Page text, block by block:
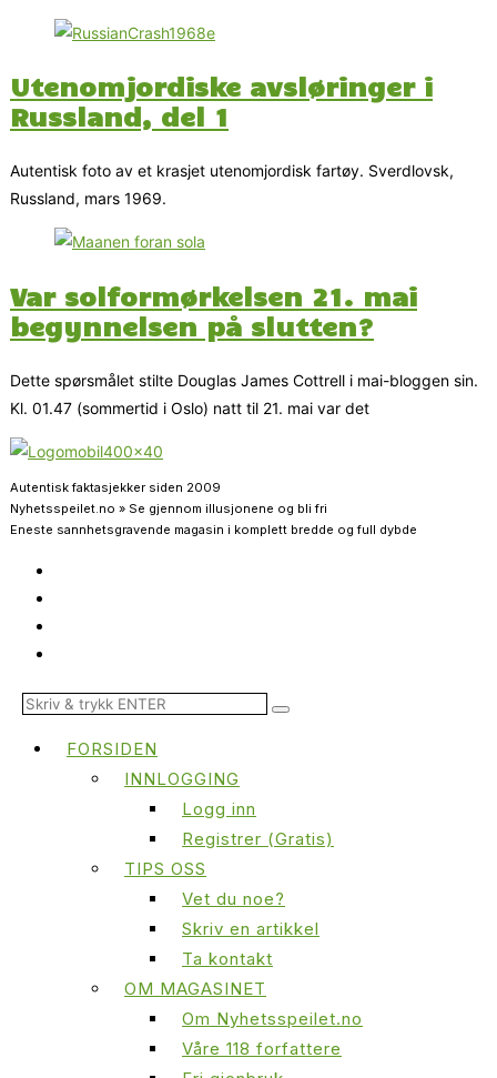
Utenomjordiske avsløringer i
Russland, del 1
Autentisk foto av et krasjet utenomjordisk fartøy. Sverdlovsk,
Russland, mars 1969.
Var solformørkelsen 21. mai
begynnelsen på slutten?
Dette spørsmålet stilte Douglas James Cottrell i mai-bloggen sin.
Kl. 01.47 (sommertid i Oslo) natt til 21. mai var det
Autentisk faktasjekker siden 2009
Nyhetsspeilet.no » Se gjennom illusjonene og bli fri
Eneste sannhetsgravende magasin i komplett bredde og full dybde
FORSIDEN
INNLOGGING
Logg inn
Registrer (Gratis)
TIPS OSS
Vet du noe?
Skriv en artikkel
Ta kontakt
OM MAGASINET
Om Nyhetsspeilet.no
Våre 118 forfattere